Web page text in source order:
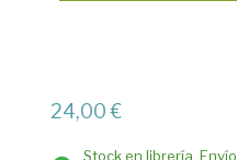
24,00 €
Stock en librería. Envío